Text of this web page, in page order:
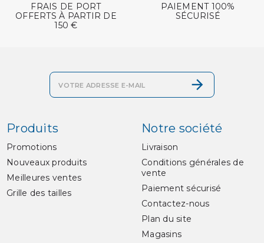
FRAIS DE PORT
OFFERTS À PARTIR DE
150 €
PAIEMENT 100%
SÉCURISÉ
Produits
Promotions
Nouveaux produits
Meilleures ventes
Grille des tailles
Notre société
Livraison
Conditions générales de
vente
Paiement sécurisé
Contactez-nous
Plan du site
Magasins